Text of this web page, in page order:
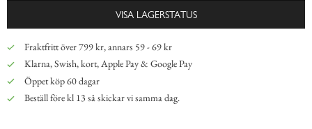
VISA LAGERSTATUS
Fraktfritt över 799 kr, annars 59 - 69 kr
Klarna, Swish, kort, Apple Pay & Google Pay
Öppet köp 60 dagar
Beställ före kl 13 så skickar vi samma dag.